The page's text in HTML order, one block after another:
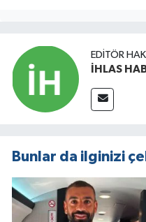
EDITÖR
İHLAS
Bunlar da ilginizi